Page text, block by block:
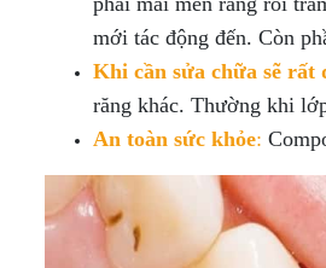
mới tác động đến. Còn
Khi cần sửa chữa sẽ rất
răng khác. Thường khi
An toàn sức khỏe: